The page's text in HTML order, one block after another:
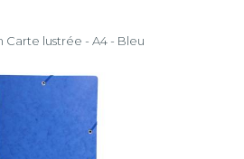
Carte lustrée - A4 - Bleu